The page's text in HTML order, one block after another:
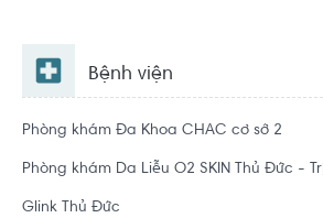
Bệnh viện
Phòng khám Đa Khoa CHAC cơ sở 2
Glink Thủ Đức